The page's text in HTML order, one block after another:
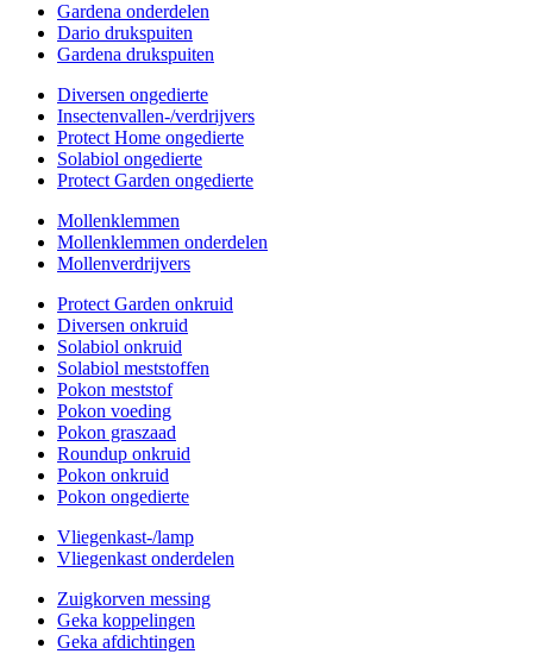
Gardena onderdelen
Dario drukspuiten
Gardena drukspuiten
Diversen ongedierte
Insectenvallen-/verdrijvers
Protect Home ongedierte
Solabiol ongedierte
Protect Garden ongedierte
Mollenklemmen
Mollenklemmen onderdelen
Mollenverdrijvers
Protect Garden onkruid
Diversen onkruid
Solabiol onkruid
Solabiol meststoffen
Pokon meststof
Pokon voeding
Pokon graszaad
Roundup onkruid
Pokon onkruid
Pokon ongedierte
Vliegenkast-/lamp
Vliegenkast onderdelen
Zuigkorven messing
Geka koppelingen
Geka afdichtingen